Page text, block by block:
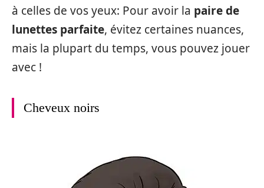
à celles de vos yeux: Pour avoir la paire de
lunettes parfaite, évitez certaines nuances,
mais la plupart du temps, vous pouvez jouer
avec !
Cheveux noirs